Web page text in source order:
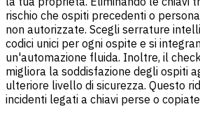
rischio che ospiti precedenti o
non autorizzate. Scegli serrature
codici unici per ogni ospite e si
un'automazione fluida. Inoltre, il
migliora la soddisfazione degli ospiti
ulteriore livello di sicurezza. Questo
incidenti legati a chiavi perse o